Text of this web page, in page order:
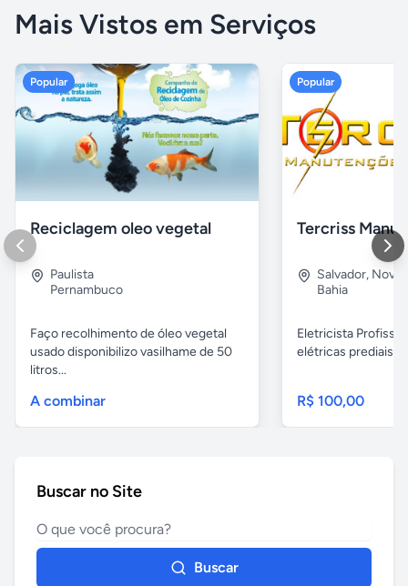
Mais Vistos em Serviços
Popular
Reciclagem oleo vegetal
Paulista
Pernambuco
Faço recolhimento de óleo vegetal
usado disponibilizo vasilhame de 50
litros...
A combinar
Popular
Salvador, Nova
Bahia
Eletricista
elétricas prediais e
R$ 100,00
Buscar no Site
Buscar